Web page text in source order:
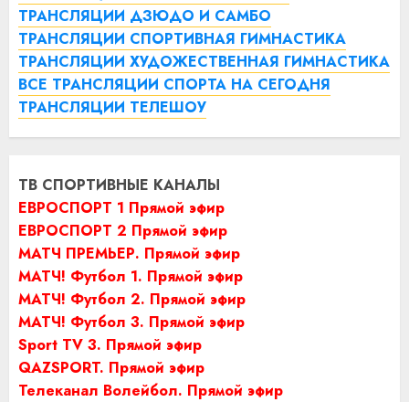
ТРАНСЛЯЦИИ ДЗЮДО И САМБО
ТРАНСЛЯЦИИ СПОРТИВНАЯ ГИМНАСТИКА
ТРАНСЛЯЦИИ ХУДОЖЕСТВЕННАЯ ГИМНАСТИКА
ВСЕ ТРАНСЛЯЦИИ СПОРТА НА СЕГОДНЯ
ТРАНСЛЯЦИИ ТЕЛЕШОУ
ТВ СПОРТИВНЫЕ КАНАЛЫ
ЕВРОСПОРТ 1 Прямой эфир
ЕВРОСПОРТ 2 Прямой эфир
МАТЧ ПРЕМЬЕР. Прямой эфир
МАТЧ! Футбол 1. Прямой эфир
МАТЧ! Футбол 2. Прямой эфир
МАТЧ! Футбол 3. Прямой эфир
Sport TV 3. Прямой эфир
QAZSPORT. Прямой эфир
Телеканал Волейбол. Прямой эфир